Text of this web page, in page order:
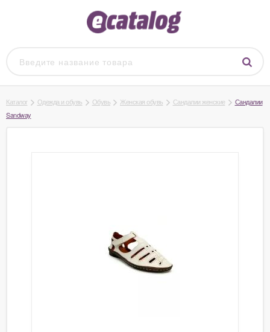
Каталог Одежда и обувь Обувь Женская обувь Сандалии женские
Сандалии
Sandway